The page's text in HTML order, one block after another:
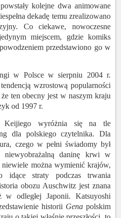
kolejne dwa animowane
dekadę temu zrealizowano
Co ciekawe, nowoczesne
miejscem, gdzie komiks
przedstawiono go w
w Polsce w sierpniu 2004 r.
wzrostową popularności
ten obecny jest w naszym kraju
od 1997 r.
Keijiego wyróżnia się na tle
dla polskiego czytelnika. Dla
czego w pełni świadomy był
niewyobrażalną daninę krwi w
można wymienić krajów,
idące straty podczas trwania
obozu Auschwitz jest znana
w odległej Japonii. Katsuyoshi
historii Gena polskim